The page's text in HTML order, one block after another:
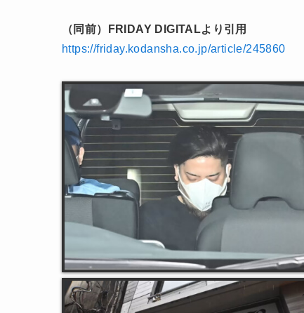
（同前）FRIDAY DIGITALより引用
https://friday.kodansha.co.jp/article/245860